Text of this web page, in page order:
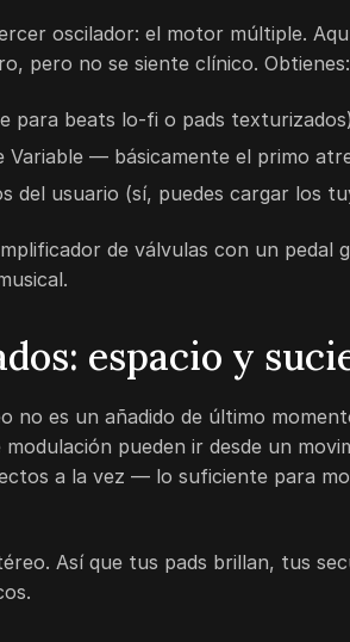
oscilador: el motor múltiple.
pero no se siente clínico. Obtienes:
para beats lo-fi o pads
Variable — básicamente el primo
del usuario (sí, puedes cargar los
de válvulas con un
espacio y
no es un añadido de último
pueden ir desde un
a la vez — lo suficiente para
Así que tus pads brillan, tus